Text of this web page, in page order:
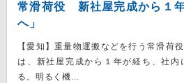
常滑荷役 新社屋完成から１
へ」
【愛知】重量物運搬などを行う常滑荷
は、新社屋完成から１年が経ち、社内
る。明るく機...